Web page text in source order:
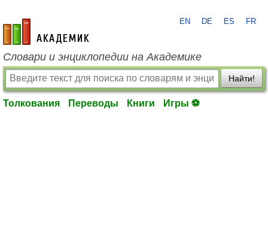
academic.ru
EN DE ES FR
Словари и энциклопедии на Академике
Найти!
Толкования Переводы Книги Игры ⚽